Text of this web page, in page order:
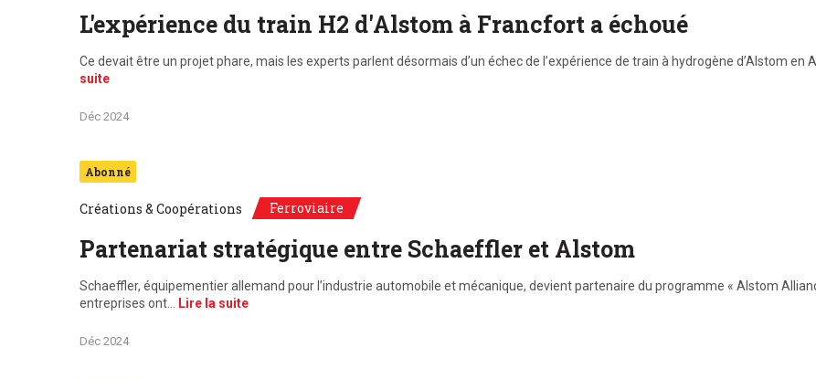
L'expérience du train H2 d'Alstom à Francfort a échoué
Ce devait être un projet phare, mais les experts parlent désormais d’un échec de l’expérience de train à hydrogène d’Alstom en
suite
Déc 2024
Abonné
Créations & Coopérations Ferroviaire
Partenariat stratégique entre Schaeffler et Alstom
Schaeffler, équipementier allemand pour l’industrie automobile et mécanique, devient partenaire du programme « Alstom
entreprises ont…
Lire la suite
Déc 2024